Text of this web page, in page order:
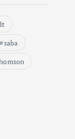
saba